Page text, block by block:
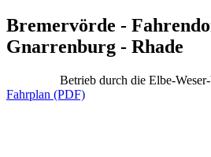
Bremervörde -
Gnarrenburg - Rhade
Betrieb durch die Elbe-
Fahrplan (PDF)